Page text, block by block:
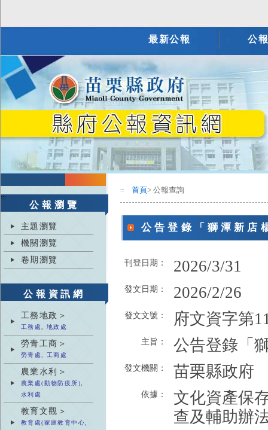
最新公報 公
:::
公報瀏覽
主題瀏覽
機關瀏覽
卷期瀏覽
公報資訊網
工務地政＞
工務處, 地政處
勞青工商＞
勞青處, 工商處
農業水利＞
農業處(動物防疫所),
水利處
教育文觀＞
教育處(家庭教育中心,
::: 首頁> 公報查詢
公告登錄「獅潭新店
刊登日期： 2026/3/31
發文日期： 2026/2/26
發文文號： 府文資字第
主旨： 公告登錄「
發文機關： 苗栗縣政府
依據：
文化資產保
查及輔助辦